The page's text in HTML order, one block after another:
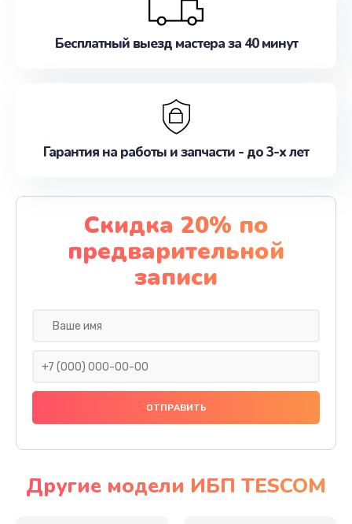
Бесплатный выезд мастера за 40 минут
Гарантия на работы и запчасти - до 3-х лет
Скидка 20% по
предварительной
записи
Другие модели ИБП TESCOM